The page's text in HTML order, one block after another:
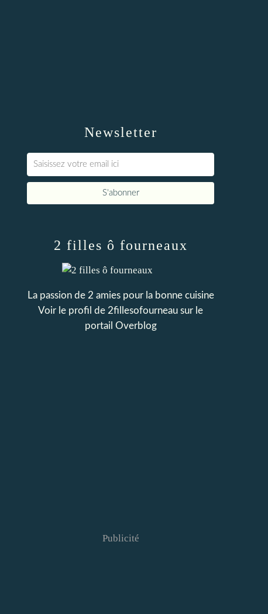
Newsletter
2 filles ô fourneaux
La passion de 2 amies pour la bonne cuisine
Voir le profil de 2fillesofourneau sur le
portail Overblog
Publicité